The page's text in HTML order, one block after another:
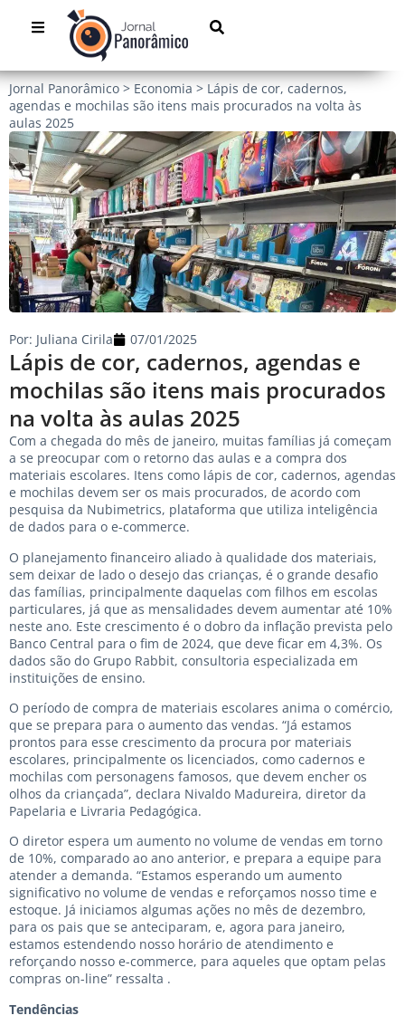
Jornal Panorâmico > Economia > Lápis de cor, cadernos,
agendas e mochilas são itens mais procurados na volta às
aulas 2025
Lápis de cor, cadernos, agendas e
mochilas são itens mais procurados
na volta às aulas 2025
Por: Juliana Cirila 07/01/2025
Com a chegada do mês de janeiro, muitas famílias já começam
a se preocupar com o retorno das aulas e a compra dos
materiais escolares. Itens como lápis de cor, cadernos, agendas
e mochilas devem ser os mais procurados, de acordo com
pesquisa da Nubimetrics, plataforma que utiliza inteligência
de dados para o e-commerce.
O planejamento financeiro aliado à qualidade dos materiais,
sem deixar de lado o desejo das crianças, é o grande desafio
das famílias, principalmente daquelas com filhos em escolas
particulares, já que as mensalidades devem aumentar até 10%
neste ano. Este crescimento é o dobro da inflação prevista pelo
Banco Central para o fim de 2024, que deve ficar em 4,3%. Os
dados são do Grupo Rabbit, consultoria especializada em
instituições de ensino.
O período de compra de materiais escolares anima o comércio,
que se prepara para o aumento das vendas. “Já estamos
prontos para esse crescimento da procura por materiais
escolares, principalmente os licenciados, como cadernos e
mochilas com personagens famosos, que devem encher os
olhos da criançada”, declara Nivaldo Madureira, diretor da
Papelaria e Livraria Pedagógica.
O diretor espera um aumento no volume de vendas em torno
de 10%, comparado ao ano anterior, e prepara a equipe para
atender a demanda. “Estamos esperando um aumento
significativo no volume de vendas e reforçamos nosso time e
estoque. Já iniciamos algumas ações no mês de dezembro,
para os pais que se anteciparam, e, agora para janeiro,
estamos estendendo nosso horário de atendimento e
reforçando nosso e-commerce, para aqueles que optam pelas
compras on-line” ressalta .
Tendências